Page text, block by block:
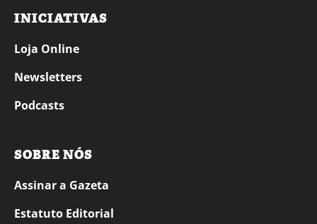
INICIATIVAS
Loja Online
Newsletters
Podcasts
SOBRE NÓS
Assinar a Gazeta
Estatuto Editorial